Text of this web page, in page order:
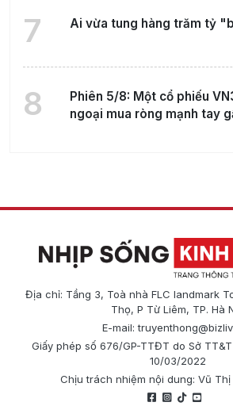
7 Ai vừa tung hàng trăm tỷ
8
Phiên 5/8: Một cổ phiếu
ngoại mua ròng mạnh tay
Địa chỉ: Tầng 3, Toà nhà FLC landmark
Thọ, P Từ Liêm, TP. Hà
E-mail:
Giấy phép số 676/GP-TTĐT do Sở
10/03/2022
Chịu trách nhiệm nội dung: Vũ Thị